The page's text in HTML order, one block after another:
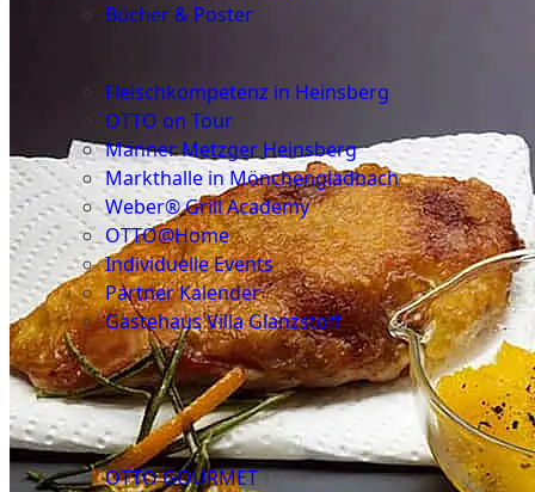
Bücher & Poster
Fleischkompetenz in Heinsberg
OTTO on Tour
Männer Metzger Heinsberg
Markthalle in Mönchengladbach
Weber® Grill Academy
OTTO@Home
Individuelle Events
Partner Kalender
Gästehaus Villa Glanzstoff
Gutscheine
Über
uns
OTTO GOURMET